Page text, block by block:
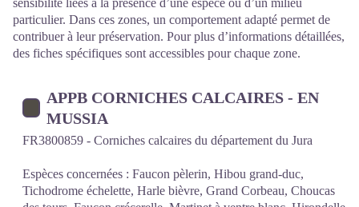
sensibilité liées à la présence d’une espèce ou d’un milieu
particulier. Dans ces zones, un comportement adapté permet de
contribuer à leur préservation. Pour plus d’informations détaillées,
des fiches spécifiques sont accessibles pour chaque zone.
APPB CORNICHES CALCAIRES - EN
MUSSIA
FR3800859 - Corniches calcaires du département du Jura
Espèces concernées : Faucon pèlerin, Hibou grand-duc,
Tichodrome échelette, Harle bièvre, Grand Corbeau, Choucas